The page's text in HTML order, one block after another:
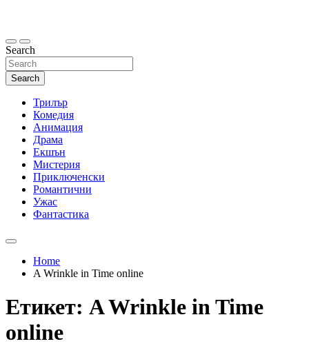
Search
Search
Трилър
Комедия
Анимация
Драма
Екшън
Мистерия
Приключенски
Романтични
Ужас
Фантастика
Home
A Wrinkle in Time online
Етикет: A Wrinkle in Time
online